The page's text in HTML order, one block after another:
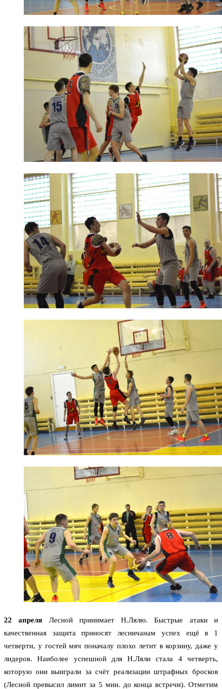
22 апреля Лесной принимает Н.Лялю. Быстрые атаки и
качественная защита приносят лесничанам успех ещё в 1
четверти, у гостей мяч поначалу плохо летит в корзину, даже у
лидеров. Наиболее успешной для Н.Ляли стала 4 четверть,
которую они выиграли за счёт реализации штрафных бросков
(Лесной превысил лимит за 5 мин. до конца встречи). Отметим